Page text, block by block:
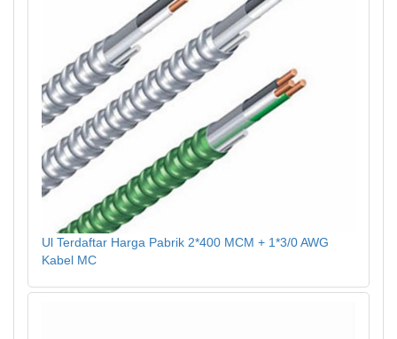
Ul Terdaftar Harga Pabrik 2*400 MCM + 1*3/0 AWG
Kabel MC